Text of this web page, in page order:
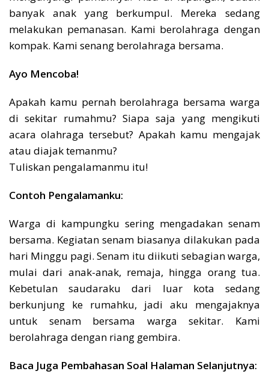
banyak anak yang berkumpul. Mereka sedang
melakukan pemanasan. Kami berolahraga dengan
kompak. Kami senang berolahraga bersama.
Ayo Mencoba!
Apakah kamu pernah berolahraga bersama warga
di sekitar rumahmu? Siapa saja yang mengikuti
acara olahraga tersebut? Apakah kamu mengajak
atau diajak temanmu?
Tuliskan pengalamanmu itu!
Contoh Pengalamanku:
Warga di kampungku sering mengadakan senam
bersama. Kegiatan senam biasanya dilakukan pada
hari Minggu pagi. Senam itu diikuti sebagian warga,
mulai dari anak-anak, remaja, hingga orang tua.
Kebetulan saudaraku dari luar kota sedang
berkunjung ke rumahku, jadi aku mengajaknya
untuk senam bersama warga sekitar. Kami
berolahraga dengan riang gembira.
Baca Juga Pembahasan Soal Halaman Selanjutnya: